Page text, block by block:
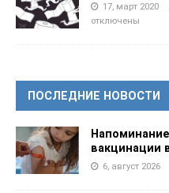
17, март 2020
отключены
ПОСЛЕДНИЕ НОВОСТИ
вакцинации
6, август 2026